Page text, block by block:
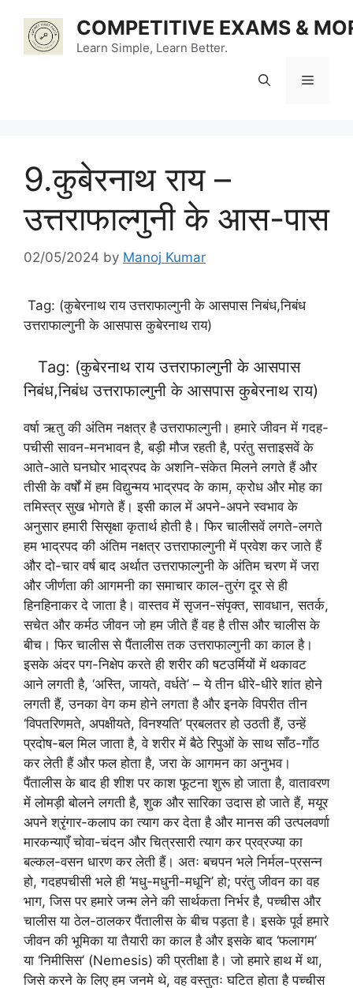
content
COMPETITIVE EXAMS &
Learn Simple, Learn Better.
Menu
9.कुबेरनाथ राय –
उत्तराफाल्गुनी के आस-पास
02/05/2024 by Manoj Kumar
Tag: (कुबेरनाथ राय उत्तराफाल्गुनी के आसपास निबंध,निबंध
उत्तराफाल्गुनी के आसपास कुबेरनाथ राय)
Tag: (कुबेरनाथ राय उत्तराफाल्गुनी के आसपास
निबंध,निबंध उत्तराफाल्गुनी के आसपास कुबेरनाथ राय)
वर्षा ऋतु की अंतिम नक्षत्र है उत्तराफाल्गुनी। हमारे जीवन में गदह-
पचीसी सावन-मनभावन है, बड़ी मौज रहती है, परंतु सत्ताइसवें के
आते-आते घनघोर भाद्रपद के अशनि-संकेत मिलने लगते हैं और
तीसी के वर्षों में हम विद्युन्मय भाद्रपद के काम, क्रोध और मोह का
तमिस्त्र सुख भोगते हैं। इसी काल में अपने-अपने स्वभाव के
अनुसार हमारी सिसृक्षा कृतार्थ होती है। फिर चालीसवें लगते-लगते
हम भाद्रपद की अंतिम नक्षत्र उत्तराफाल्गुनी में प्रवेश कर जाते हैं
और दो-चार वर्ष बाद अर्थात उत्तराफाल्गुनी के अंतिम चरण में जरा
और जीर्णता की आगमनी का समाचार काल-तुरंग दूर से ही
हिनहिनाकर दे जाता है। वास्तव में सृजन-संपृक्त, सावधान, सतर्क,
सचेत और कर्मठ जीवन जो हम जीते हैं वह है तीस और चालीस के
बीच। फिर चालीस से पैंतालीस तक उत्तराफाल्गुनी का काल है।
इसके अंदर पग-निक्षेप करते ही शरीर की षटउर्मियों में थकावट
आने लगती है, ‘अस्ति, जायते, वर्धते’ – ये तीन धीरे-धीरे शांत होने
लगती हैं, उनका वेग कम होने लगता है और इनके विपरीत तीन
‘विपतरिणमते, अपक्षीयते, विनश्यति’ प्रबलतर हो उठती हैं, उन्हें
प्रदोष-बल मिल जाता है, वे शरीर में बैठे रिपुओं के साथ साँठ-गाँठ
कर लेती हैं और फल होता है, जरा के आगमन का अनुभव।
पैंतालीस के बाद ही शीश पर काश फूटना शुरू हो जाता है, वातावरण
में लोमड़ी बोलने लगती है, शुक और सारिका उदास हो जाते हैं, मयूर
अपने श्रृंगार-कलाप का त्याग कर देता है और मानस की उत्पलवर्णा
मारकन्याएँ चोवा-चंदन और चित्रसारी त्याग कर प्रव्रज्या का
बल्कल-वसन धारण कर लेती हैं। अतः बचपन भले निर्मल-प्रसन्न
हो, गदहपचीसी भले ही ‘मधु-मधुनी-मधूनि’ हो; परंतु जीवन का वह
भाग, जिस पर हमारे जन्म लेने की सार्थकता निर्भर है, पच्चीस और
चालीस या ठेल-ठालकर पैंतालीस के बीच पड़ता है। इसके पूर्व हमारे
जीवन की भूमिका या तैयारी का काल है और इसके बाद ‘फलागम’
या ‘निमीसिस’ (Nemesis) की प्रतीक्षा है। जो हमारे हाथ में था,
जिसे करने के लिए हम जनमे थे, वह वस्तुतः घटित होता है पच्चीस